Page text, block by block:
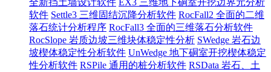
全新挡土墙设计软件 EX3 三维地下硐室开挖边界元分析
软件 Settle3 三维固结沉降分析软件 RocFall2 全面的二维
落石统计分析程序 RocFall3 全面的三维落石分析软件
RocSlope 岩质边坡三维块体稳定性分析 SWedge 岩石边
坡楔体稳定性分析软件 UnWedge 地下硐室开挖楔体稳定
性分析软件 RSPile 通用的桩分析软件 RSData 岩石、土